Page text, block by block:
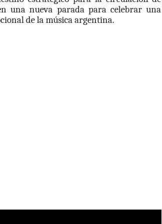
una nueva parada para celebrar una
de la música argentina.